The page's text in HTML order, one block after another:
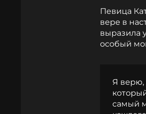
Певица
вере в
выразила
особый
Я верю,
самый